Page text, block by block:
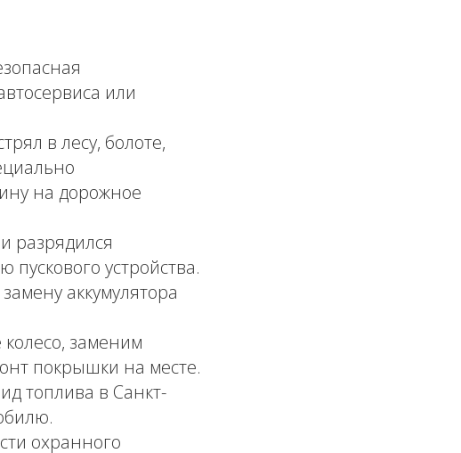
или
в лесу, болоте,
на дорожное
разрядился
устройства.
аккумулятора
заменим
покрышки на месте.
топлива в Санкт-
охранного